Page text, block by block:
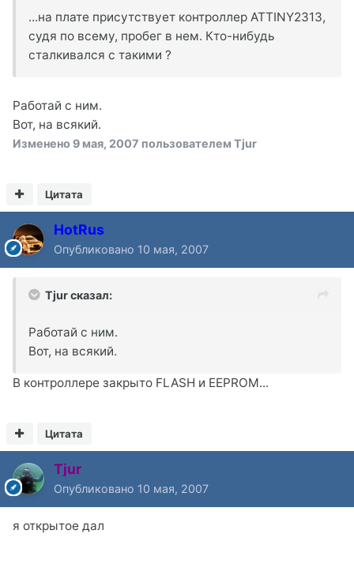
...на плате присутствует контроллер ATTINY2313,
судя по всему, пробег в нем. Кто-нибудь
сталкивался с такими ?
Работай с ним.
Вот, на всякий.
Изменено 9 мая, 2007 пользователем Tjur
Цитата
HotRus
Опубликовано 10 мая, 2007
Tjur сказал:
Работай с ним.
Вот, на всякий.
В контроллере закрыто FLASH и EEPROM...
Цитата
Tjur
Опубликовано 10 мая, 2007
я открытое дал